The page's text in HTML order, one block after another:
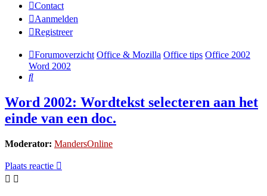
Contact
Aanmelden
Registreer
Forumoverzicht Office & Mozilla Office tips Office 2002
Word 2002
Zoek
Word 2002: Wordtekst selecteren aan het
einde van een doc.
Moderator: MandersOnline
Plaats reactie